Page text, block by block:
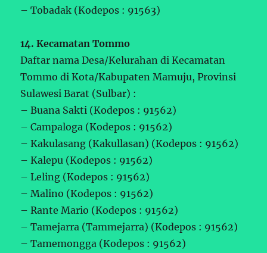
– Tobadak (Kodepos : 91563)
14. Kecamatan Tommo
Daftar nama Desa/Kelurahan di Kecamatan
Tommo di Kota/Kabupaten Mamuju, Provinsi
Sulawesi Barat (Sulbar) :
– Buana Sakti (Kodepos : 91562)
– Campaloga (Kodepos : 91562)
– Kakulasang (Kakullasan) (Kodepos : 91562)
– Kalepu (Kodepos : 91562)
– Leling (Kodepos : 91562)
– Malino (Kodepos : 91562)
– Rante Mario (Kodepos : 91562)
– Tamejarra (Tammejarra) (Kodepos : 91562)
– Tamemongga (Kodepos : 91562)